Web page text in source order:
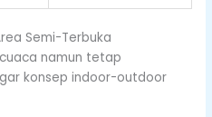
Semi-Terbuka
namun tetap
konsep indoor-outdoor